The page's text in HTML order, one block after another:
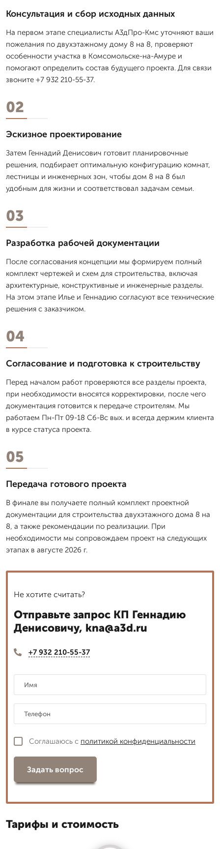
Консультация и сбор исходных данных
На первом этапе специалисты А3дПро-Кмс уточняют ваши
пожелания по двухэтажному дому 8 на 8, проверяют
особенности участка в Комсомольске-на-Амуре и
помогают определить состав будущего проекта. Для связи
звоните +7 932 210-55-37.
02
Эскизное проектирование
Затем Геннадий Денисович готовит планировочные
решения, подбирает оптимальную конфигурацию комнат,
лестницы и инженерных зон, чтобы дом 8 на 8 был
удобным для жизни и соответствовал задачам семьи.
03
Разработка рабочей документации
После согласования концепции мы формируем полный
комплект чертежей и схем для строительства, включая
архитектурные, конструктивные и инженерные разделы.
На этом этапе Илье и Геннадию согласуют все технические
решения с заказчиком.
04
Согласование и подготовка к строительству
Перед началом работ проверяются все разделы проекта,
при необходимости вносятся корректировки, после чего
документация готовится к передаче строителям. Мы
работаем Пн-Пт 09-18 Сб-Вс вых. и всегда держим клиента
в курсе статуса проекта.
05
Передача готового проекта
В финале вы получаете полный комплект проектной
документации для строительства двухэтажного дома 8 на
8, а также рекомендации по реализации. При
необходимости мы сопровождаем проект на следующих
этапах в августе 2026 г.
Не хотите считать?
Отправьте запрос КП Геннадию
Денисовичу, kna@a3d.ru
+7 932 210-55-37
Соглашаюсь с политикой конфиденциальности
Задать вопрос
Тарифы и стоимость